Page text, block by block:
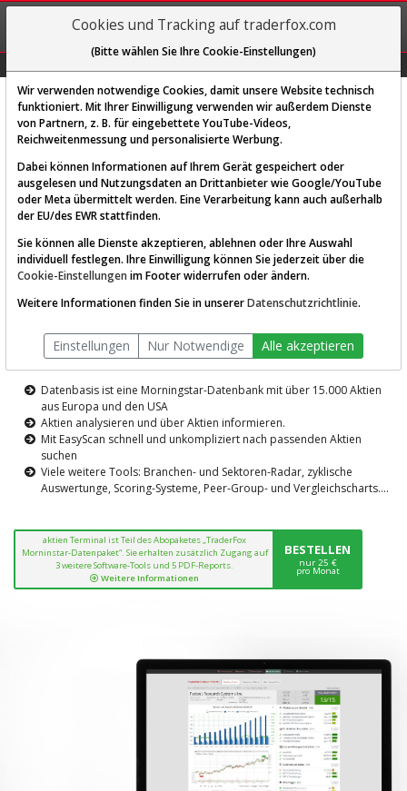
REGIS-
TRIEREN
Diese Funktion ist nur für
AKTIEN-TERMINAL
Die Aktienanalyse-Plattform von
TraderFox
Datenbasis ist eine Morningstar-Datenbank mit über 15.000 Aktien
aus Europa und den USA
Aktien analysieren und über Aktien informieren.
Mit EasyScan schnell und unkompliziert nach passenden Aktien
suchen
Viele weitere Tools: Branchen- und Sektoren-Radar, zyklische
Auswertunge, Scoring-Systeme, Peer-Group- und Vergleichscharts....
aktien Terminal ist Teil des Abopaketes „TraderFox
Morninstar-Datenpaket“. Sie erhalten zusätzlich Zugang auf
3 weitere Software-Tools und 5 PDF-Reports.
Weitere Informationen
BESTELLEN
nur 25 €
pro Monat
Cookies und Tracking auf traderfox.com
(Bitte wählen Sie Ihre Cookie-Einstellungen)
Wir verwenden notwendige Cookies, damit unsere Website technisch
funktioniert. Mit Ihrer Einwilligung verwenden wir außerdem Dienste
von Partnern, z. B. für eingebettete YouTube-Videos,
Reichweitenmessung und personalisierte Werbung.
Dabei können Informationen auf Ihrem Gerät gespeichert oder
ausgelesen und Nutzungsdaten an Drittanbieter wie Google/YouTube
oder Meta übermittelt werden. Eine Verarbeitung kann auch außerhalb
der EU/des EWR stattfinden.
Sie können alle Dienste akzeptieren, ablehnen oder Ihre Auswahl
individuell festlegen. Ihre Einwilligung können Sie jederzeit über die
Cookie-Einstellungen im Footer widerrufen oder ändern.
Weitere Informationen finden Sie in unsererDatenschutzrichtlinie.
Einstellungen Nur Notwendige Alle akzeptieren